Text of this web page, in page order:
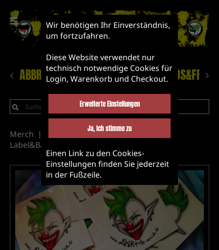
ABBRUCH! NEUHEITEN
Merch
Other
Label&Bands&Friends
Wir benötigen Ihr Einverständnis,
um fortzufahren.
Diese Website verwendet nur
technisch notwendige Cookies für
Login, Warenkorb und Checkout.
Erweiterte Einstellungen
Ja, ich stimme zu
Einen Link zu den Cookies-
Einstellungen finden Sie jederzeit
in der Fußzeile.